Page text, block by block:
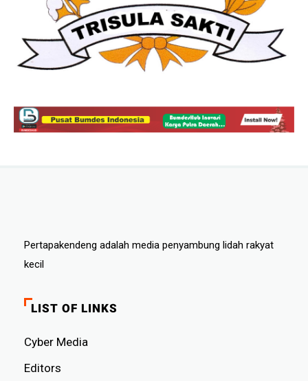
Pertapakendeng adalah media penyambung lidah rakyat
kecil
LIST OF LINKS
Cyber ​​Media
Editors